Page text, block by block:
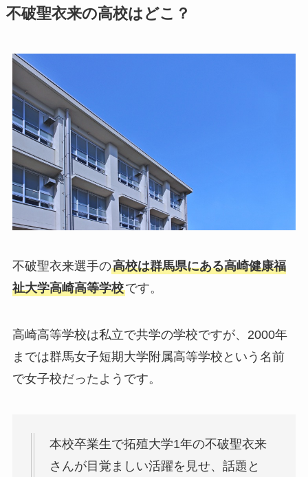
不破聖衣来の高校はどこ？
不破聖衣来選手の高校は群馬県にある高崎健康福
祉大学高崎高等学校です。
高崎高等学校は私立で共学の学校ですが、2000年
までは群馬女子短期大学附属高等学校という名前
で女子校だったようです。
本校卒業生で拓殖大学1年の不破聖衣来
さんが目覚ましい活躍を見せ、話題と